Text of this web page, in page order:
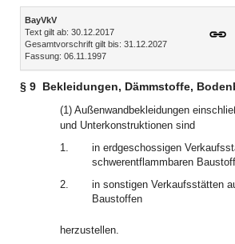
Inhalt
BayVkV
Text gilt ab: 30.12.2017
Gesamtvorschrift gilt bis: 31.12.2027
Fassung: 06.11.1997
§ 9 Bekleidungen, Dämmstoffe,
(1) Außenwandbekleidungen
und Unterkonstruktionen sind
1.
in erdgeschossigen
schwerentflammbaren
2.
in sonstigen Verkaufsstätten
Baustoffen
herzustellen.